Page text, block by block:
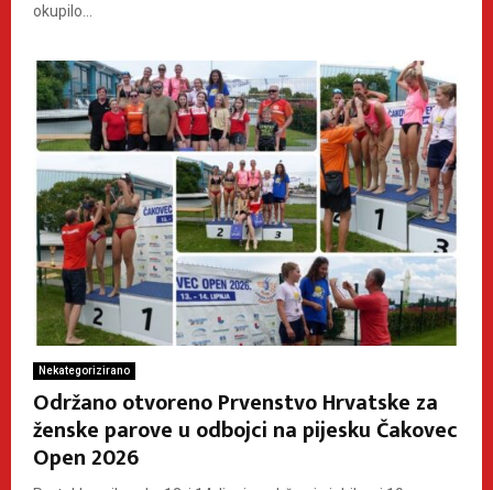
okupilo...
Nekategorizirano
Održano otvoreno Prvenstvo Hrvatske za
ženske parove u odbojci na pijesku Čakovec
Open 2026